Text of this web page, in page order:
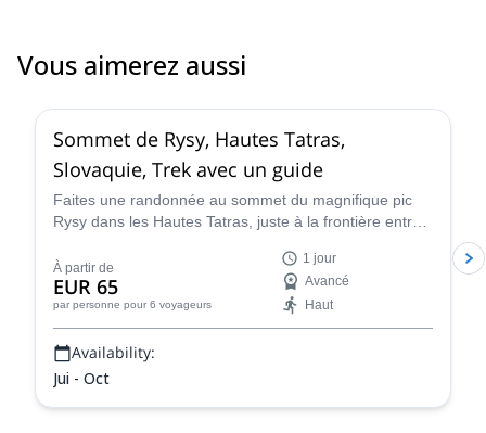
Vous aimerez aussi
Sommet de Rysy, Hautes Tatras,
Slovaquie, Trek avec un guide
Faites une randonnée au sommet du magnifique pic
Rysy dans les Hautes Tatras, juste à la frontière entre
montagne certifié UIMLA.
À partir de
EUR 65
par personne pour 6 voyageurs
1 jour
Avancé
Haut
Availability:
Jui - Oct